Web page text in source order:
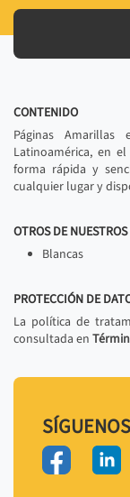
CONTENIDO
Páginas
Latinoamérica, en
forma rápida y
cualquier lugar y
OTROS DE
Blancas
PROTECCIÓN DE
La política de
consultada en
SÍGUENOS